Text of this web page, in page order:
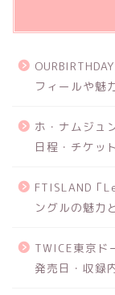
フィールや魅
ホ・ナムジュ
日程・チケッ
FTISLAND「
ングルの魅力
TWICE東京ド
発売日・収録